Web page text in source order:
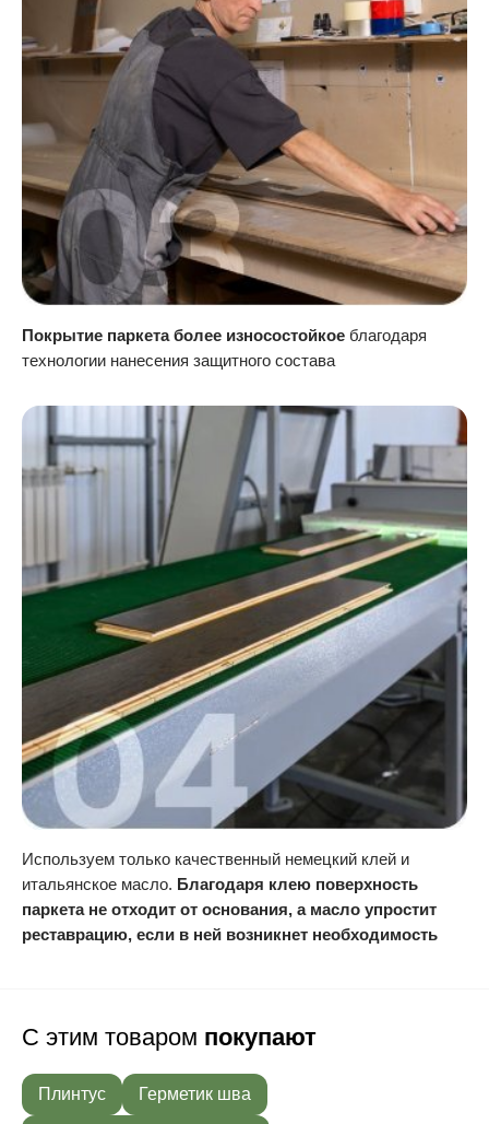
Покрытие паркета более износостойкое благодаря
технологии нанесения защитного состава
Используем только качественный немецкий клей и
итальянское масло. Благодаря клею поверхность
паркета не отходит от основания, а масло упростит
реставрацию, если в ней возникнет необходимость
С этим товаром покупают
Плинтус Герметик шва